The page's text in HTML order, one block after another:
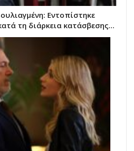
Εντοπίστηκε
τη διάρκεια κατάσβεσης…